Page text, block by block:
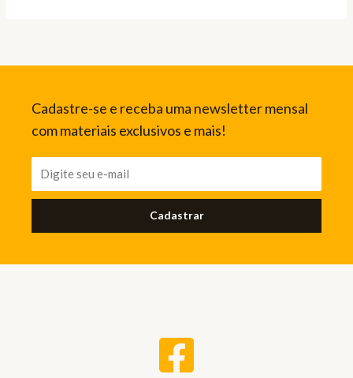
Cadastre-se e receba uma newsletter mensal
com materiais exclusivos e mais!
Cadastrar